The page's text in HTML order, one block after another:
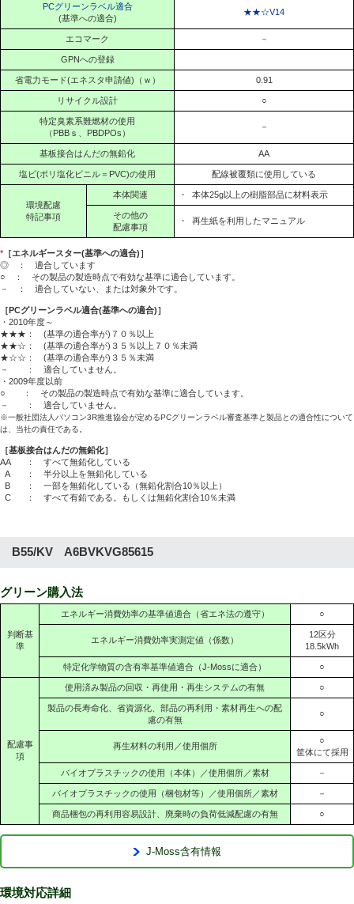
PCグリーンラベル適合
(基準への適合)
★★☆V14
エコマーク －
GPNへの登録
省電力モード(エネスタ申請値)（ｗ） 0.91
リサイクル設計 ○
特定臭素系難燃材の使用
（PBBｓ、PBDPOs）
－
基板接合はんだの無鉛化 AA
塩ビ(ポリ塩化ビニル＝PVC)の使用 配線被覆類に使用している
環境配慮
特記事項
本体関連 ・ 本体25g以上の樹脂部品に材料表示
その他の
配慮事項
・ 再生紙を利用したマニュアル
* ［エネルギースター(基準への適合)］
◎ ： 適合しています
○ ： その製品の製造時点で有効な基準に適合しています。
－ ： 適合していない、または対象外です。
［PCグリーンラベル適合(基準への適合)］
・2010年度～
★★★： (基準の適合率が)７０％以上
★★☆： (基準の適合率が)３５％以上７０％未満
★☆☆： (基準の適合率が)３５％未満
－ ： 適合していません。
・2009年度以前
○ ： その製品の製造時点で有効な基準に適合しています。
－ ： 適合していません。
※一般社団法人パソコン3R推進協会が定めるPCグリーンラベル審査基準と製品との適合性について
は、当社の責任である。
［基板接合はんだの無鉛化］
AA
： すべて無鉛化している
A
： 半分以上を無鉛化している
B
： 一部を無鉛化している（無鉛化割合10％以上）
C
： すべて有鉛である。もしくは無鉛化割合10％未満
B55/KV A6BVKVG85615
グリーン購入法
判断基
準
エネルギー消費効率の基準値適合（省エネ法の遵守） ○
エネルギー消費効率実測定値（係数）
12区分
18.5kWh
特定化学物質の含有率基準値適合（J-Mossに適合） ○
配慮事
項
使用済み製品の回収・再使用・再生システムの有無 ○
製品の長寿命化、省資源化、部品の再利用・素材再生への配
慮の有無
○
再生材料の利用／使用個所
○
筐体にて採用
バイオプラスチックの使用（本体）／使用個所／素材 －
バイオプラスチックの使用（梱包材等）／使用個所／素材 －
商品梱包の再利用容易設計、廃棄時の負荷低減配慮の有無 ○
J-Moss含有情報
環境対応詳細